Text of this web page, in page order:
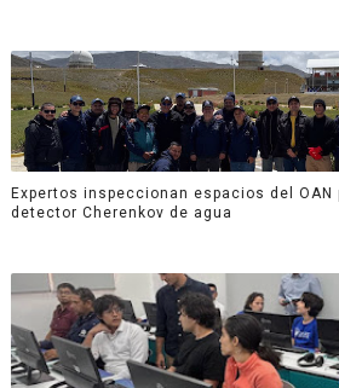
Expertos inspeccionan espacios del
detector Cherenkov de agua